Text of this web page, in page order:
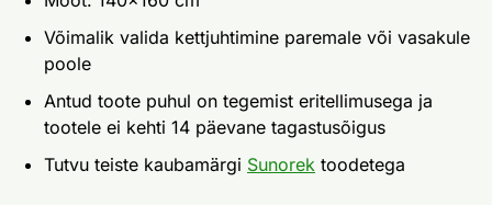
Võimalik valida kettjuhtimine paremale või vasakule
poole
Antud toote puhul on tegemist eritellimusega ja
tootele ei kehti 14 päevane tagastusõigus
Tutvu teiste kaubamärgi Sunorek toodetega